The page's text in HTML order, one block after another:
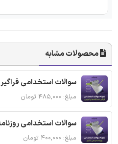
محصولات مشابه
سوالات استخدامی
مبلغ: ۴۸۵,۰۰۰ تومان
سوالات استخدامی
مبلغ: ۴۰۰,۰۰۰ تومان